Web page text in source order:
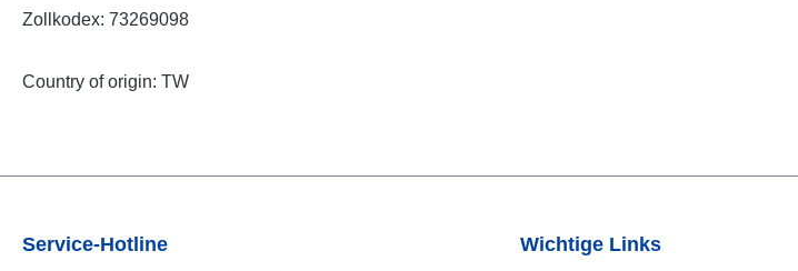
Zollkodex: 73269098
Country of origin: TW
Service-Hotline Wichtige Links